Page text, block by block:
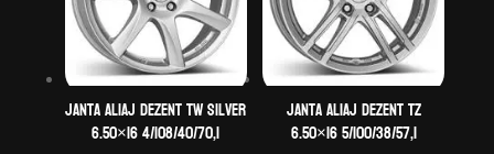
Janta aliaj DEZENT TW silver
6.50×16 4/108/40/70,1
Janta aliaj DEZENT TZ
6.50×16 5/100/38/57,1